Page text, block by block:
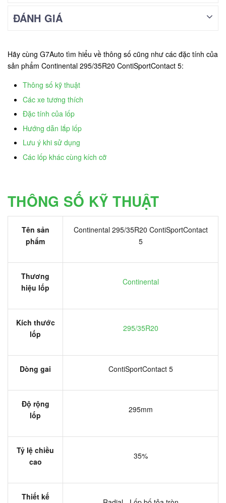
ĐÁNH GIÁ
Hãy cùng G7Auto tìm hiểu về thông số cũng như các đặc tính của
sản phẩm Continental 295/35R20 ContiSportContact 5:
Thông số kỹ thuật
Các xe tương thích
Đặc tính của lốp
Hướng dẫn lắp lốp
Lưu ý khi sử dụng
Các lốp khác cùng kích cỡ
THÔNG SỐ KỸ THUẬT
Tên sản
phẩm
Continental 295/35R20 ContiSportContact
5
Thương
hiệu lốp
Continental
Kích thước
lốp
295/35R20
Dòng gai ContiSportContact 5
Độ rộng
lốp
295mm
Tỷ lệ chiều
cao
35%
Thiết kế